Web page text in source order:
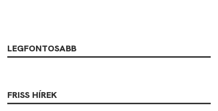
LEGFONTOSABB
FRISS HÍREK